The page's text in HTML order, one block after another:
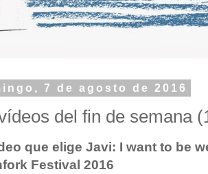
7 de agosto de 2016
del fin de semana
que elige Javi: I want to be
Festival 2016